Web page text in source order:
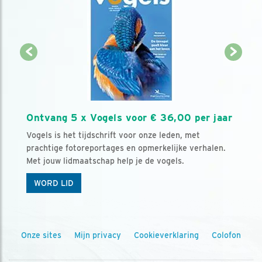
Ontvang 5 x Vogels voor € 36,00 per jaar
Vogels is het tijdschrift voor onze leden, met
prachtige fotoreportages en opmerkelijke verhalen.
Met jouw lidmaatschap help je de vogels.
WORD LID
Onze sites Mijn privacy Cookieverklaring Colofon